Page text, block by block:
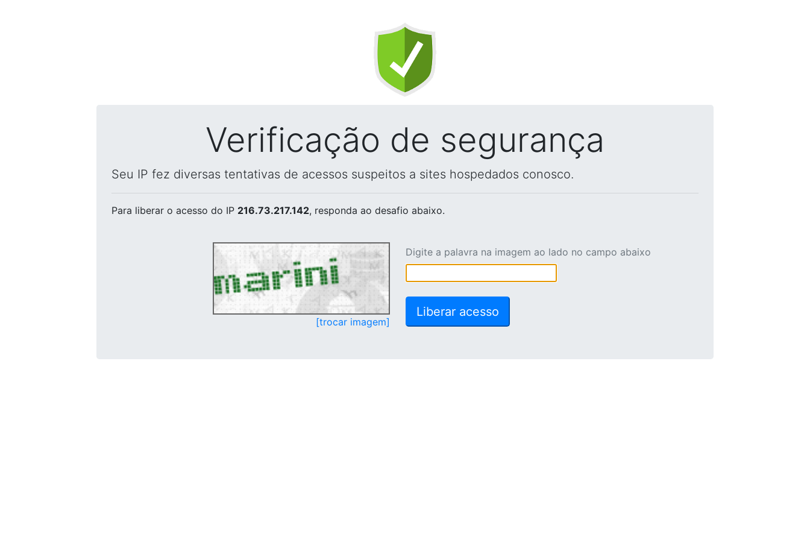
Verificação de segurança
Seu IP fez diversas tentativas de acessos suspeitos a sites hospedados conosco.
Para liberar o acesso do IP 216.73.217.142, responda ao desafio abaixo.
[trocar imagem]
Digite a palavra na imagem ao lado no campo abaixo